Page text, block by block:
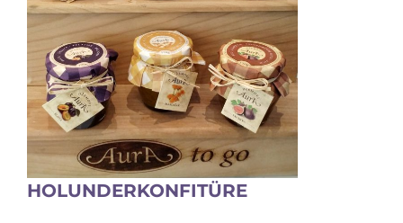
HOLUNDERKONFITÜRE